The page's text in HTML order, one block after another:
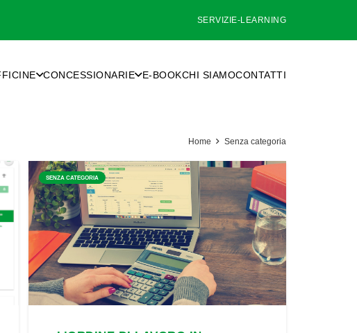
SERVIZI E-LEARNING
CONCESSIONARIE E-BOOKCHI SIAMOCONTATTI
Home Senza categoria
SENZA CATEGORIA